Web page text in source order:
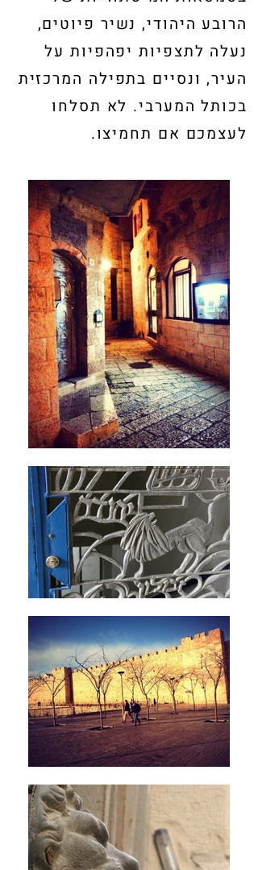
הרובע היהודי, נשיר פיוטים,
נעלה לתצפיות יפהפיות על
העיר, ונסיים בתפילה המרכזית
בכותל המערבי. לא תסלחו
לעצמכם אם תחמיצו.